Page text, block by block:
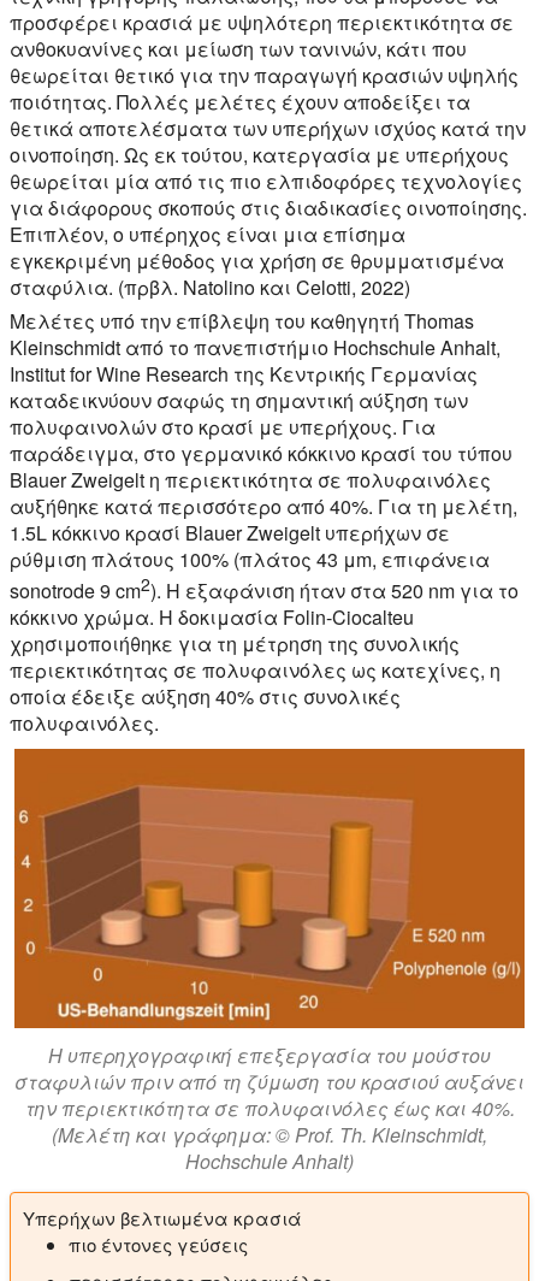
προσφέρει κρασιά με υψηλότερη περιεκτικότητα σε
ανθοκυανίνες και μείωση των τανινών, κάτι που
θεωρείται θετικό για την παραγωγή κρασιών υψηλής
ποιότητας. Πολλές μελέτες έχουν αποδείξει τα
θετικά αποτελέσματα των υπερήχων ισχύος κατά την
οινοποίηση. Ως εκ τούτου, κατεργασία με υπερήχους
θεωρείται μία από τις πιο ελπιδοφόρες τεχνολογίες
για διάφορους σκοπούς στις διαδικασίες οινοποίησης.
Επιπλέον, ο υπέρηχος είναι μια επίσημα
εγκεκριμένη μέθοδος για χρήση σε θρυμματισμένα
σταφύλια. (πρβλ. Natolino και Celotti, 2022)
Μελέτες υπό την επίβλεψη του καθηγητή Thomas
Kleinschmidt από το πανεπιστήμιο Hochschule Anhalt,
Institut for Wine Research της Κεντρικής Γερμανίας
καταδεικνύουν σαφώς τη σημαντική αύξηση των
πολυφαινολών στο κρασί με υπερήχους. Για
παράδειγμα, στο γερμανικό κόκκινο κρασί του τύπου
Blauer Zweigelt η περιεκτικότητα σε πολυφαινόλες
αυξήθηκε κατά περισσότερο από 40%. Για τη μελέτη,
1.5L κόκκινο κρασί Blauer Zweigelt υπερήχων σε
ρύθμιση πλάτους 100% (πλάτος 43 μm, επιφάνεια
sonotrode 9 cm2). Η εξαφάνιση ήταν στα 520 nm για το
κόκκινο χρώμα. Η δοκιμασία Folin-Ciocalteu
χρησιμοποιήθηκε για τη μέτρηση της συνολικής
περιεκτικότητας σε πολυφαινόλες ως κατεχίνες, η
οποία έδειξε αύξηση 40% στις συνολικές
πολυφαινόλες.
Η υπερηχογραφική επεξεργασία του μούστου
σταφυλιών πριν από τη ζύμωση του κρασιού αυξάνει
την περιεκτικότητα σε πολυφαινόλες έως και 40%.
(Μελέτη και γράφημα: © Prof. Th. Kleinschmidt,
Hochschule Anhalt)
Υπερήχων βελτιωμένα κρασιά
πιο έντονες γεύσεις